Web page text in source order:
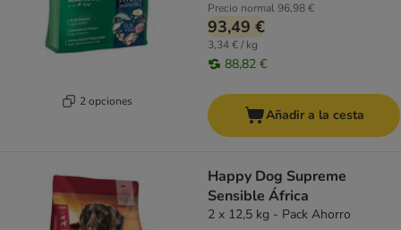
2 opciones
Precio normal96,98 €
93,49 €
3,34 € / kg
88,82 €
Añadir a la cesta
Happy Dog Supreme
Sensible África
2 x 12,5 kg - Pack Ahorro